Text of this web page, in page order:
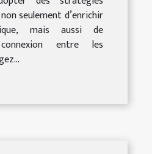
seulement d’enrichir
mais aussi de
entre les